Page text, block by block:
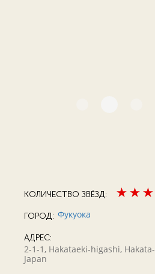
КОЛИЧЕСТВО ЗВЁЗД:
ГОРОД: Фукуока
АДРЕС:
2-1-1, Hakataeki-higashi,
Japan